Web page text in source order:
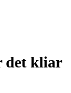
det kliar